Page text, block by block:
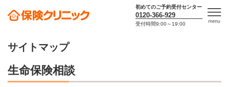
初めてのご予約受付センター
0120-366-929
受付時間9:00～19:00
サイトマップ
生命保険相談